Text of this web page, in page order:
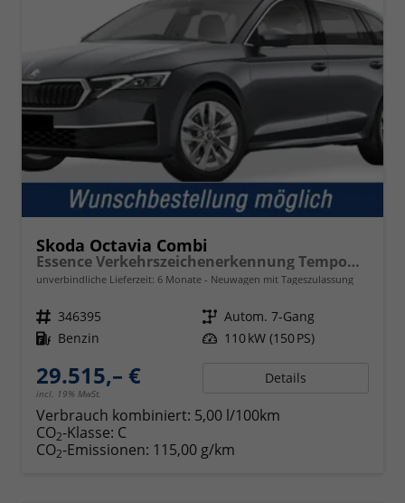
Skoda Octavia Combi
Essence Verkehrszeichenerkennung Tempomat 2-Zonen Klimaauto. LED-Scheinwerfer
unverbindliche Lieferzeit: 6 Monate Neuwagen mit Tageszulassung
Fahrzeugnr. 346395 Getriebe Autom. 7-Gang
Kraftstoff Benzin Leistung 110 kW (150 PS)
29.515,– €
incl. 19% MwSt.
Details
Verbrauch kombiniert: 5,00 l/100km
CO2-Klasse: C
CO2-Emissionen: 115,00 g/km